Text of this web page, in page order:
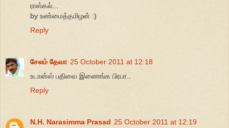
ராஸ்கல்...
by உண்மைத்தமிழன் :)
Reply
சேலம் தேவா 25 October 2011 at 12:18
உடான்ஸ் பதிவை இணைங்க பிரபா..
Reply
N.H. Narasimma Prasad 25 October 2011 at 12:19